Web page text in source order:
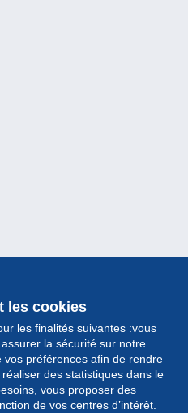
les cookies
les finalités suivantes :vous
la sécurité sur notre
préférences afin de rendre
des statistiques dans le
vous proposer des
de vos centres d’intérêt.